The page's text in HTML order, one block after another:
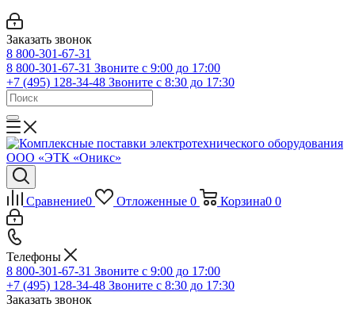
Заказать звонок
8 800-301-67-31
8 800-301-67-31 Звоните с 9:00 до 17:00
+7 (495) 128-34-48 Звоните с 8:30 до 17:30
Сравнение0 Отложенные 0 Корзина0 0
Телефоны
8 800-301-67-31 Звоните с 9:00 до 17:00
+7 (495) 128-34-48 Звоните с 8:30 до 17:30
Заказать звонок